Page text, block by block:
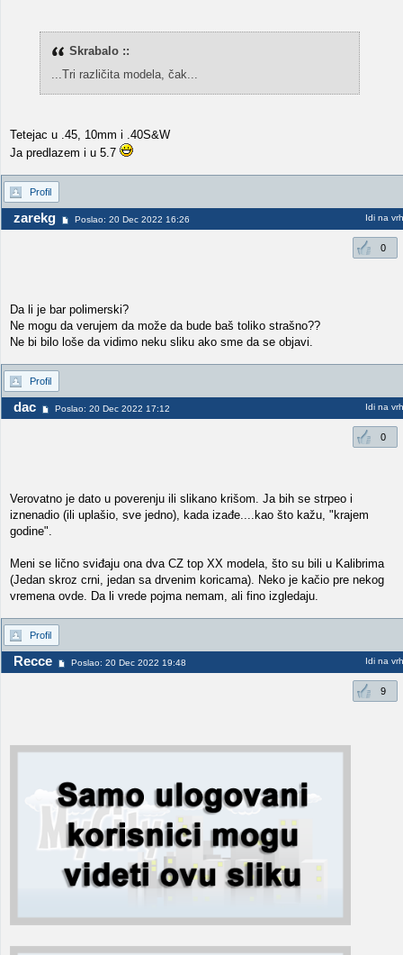
Skrabalo ::
...Tri različita modela, čak...
Tetejac u .45, 10mm i .40S&W
Ja predlazem i u 5.7
Profil
zarekg Poslao: 20 Dec 2022 16:26 Idi na vrh
0
Da li je bar polimerski?
Ne mogu da verujem da može da bude baš toliko strašno??
Ne bi bilo loše da vidimo neku sliku ako sme da se objavi.
Profil
dac Poslao: 20 Dec 2022 17:12 Idi na vrh
0
Verovatno je dato u poverenju ili slikano krišom. Ja bih se strpeo i
iznenadio (ili uplašio, sve jedno), kada izađe....kao što kažu, "krajem
godine".
Meni se lično sviđaju ona dva CZ top XX modela, što su bili u Kalibrima
(Jedan skroz crni, jedan sa drvenim koricama). Neko je kačio pre nekog
vremena ovde. Da li vrede pojma nemam, ali fino izgledaju.
Profil
Recce Poslao: 20 Dec 2022 19:48 Idi na vrh
9